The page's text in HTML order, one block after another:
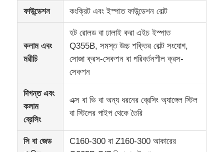
ঘোড়ার খাঁচা
ইস্পাত গ্যারেজ
ফাউন্ডেশন কংক্রিট এবং ইস্পাত ফাউন্ডেশন বোল্ট
কলাম এবং
মরীচি
হট রোলড বা ঢালাই করা এইচ ইস্পাত
Q355B, সমস্ত উচ্চ শক্তির বোল্ট সংযোগ,
সোজা ক্রস-সেকশন বা পরিবর্তনশীল ক্রস-
সেকশন
দিগন্ত এবং
কলাম
ব্রেসিং
এক্স বা ভি বা অন্য ধরনের ব্রেসিং অ্যাঙ্গেল স্টিল
বা স্টিলের পাইপ থেকে তৈরি
সি বা জেড
C160-300 বা Z160-300 আকারের